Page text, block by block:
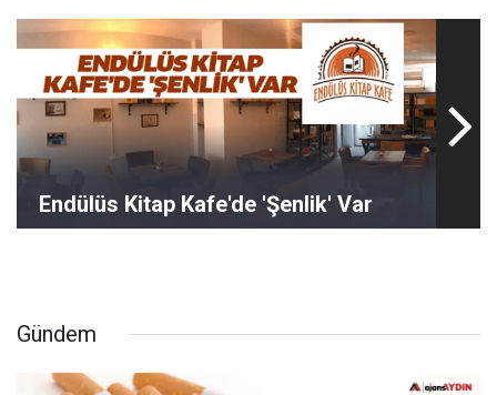
Endülüs Kitap Kafe'de 'Şenlik' Var
Gündem